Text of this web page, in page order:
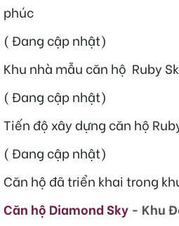
phúc
( Đang cập nhật)
Khu nhà mẫu căn hộ Ruby
( Đang cập nhật)
Tiến độ xây dựng căn hộ
( Đang cập nhật)
Căn hộ đã triển khai trong
Căn hộ Diamond Sky - Khu